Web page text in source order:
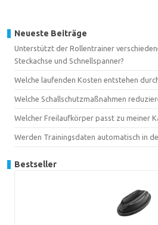
Neueste Beiträge
Unterstützt der Rollentrainer
Steckachse und Schnellspanner?
Welche laufenden Kosten entstehen
Welche Schallschutzmaßnahmen
Welcher Freilaufkörper passt zu meiner
Werden Trainingsdaten automatisch in
Bestseller